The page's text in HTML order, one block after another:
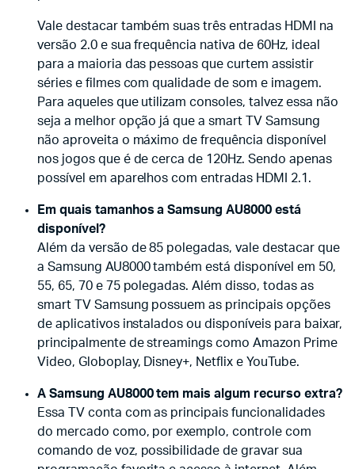
Vale destacar também suas três entradas HDMI na
versão 2.0 e sua frequência nativa de 60Hz, ideal
para a maioria das pessoas que curtem assistir
séries e filmes com qualidade de som e imagem.
Para aqueles que utilizam consoles, talvez essa não
seja a melhor opção já que a smart TV Samsung
não aproveita o máximo de frequência disponível
nos jogos que é de cerca de 120Hz. Sendo apenas
possível em aparelhos com entradas HDMI 2.1.
Em quais tamanhos a Samsung AU8000 está
disponível?
Além da versão de 85 polegadas, vale destacar que
a Samsung AU8000 também está disponível em 50,
55, 65, 70 e 75 polegadas. Além disso, todas as
smart TV Samsung possuem as principais opções
de aplicativos instalados ou disponíveis para baixar,
principalmente de streamings como Amazon Prime
Video, Globoplay, Disney+, Netflix e YouTube.
A Samsung AU8000 tem mais algum recurso extra?
Essa TV conta com as principais funcionalidades
do mercado como, por exemplo, controle com
comando de voz, possibilidade de gravar sua